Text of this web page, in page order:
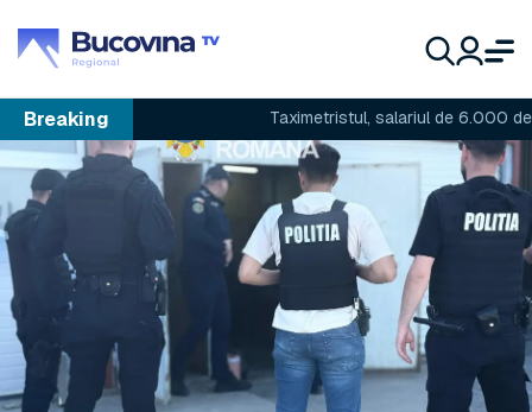
Breaking Taximetristul, salariul de 6.000 de lei